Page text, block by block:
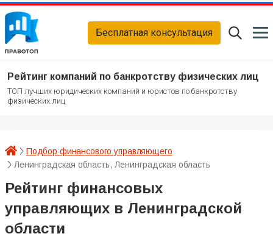
Бесплатная консультация
Рейтинг компаний по банкротству физических лиц
ТОП лучших юридических компаний и юристов по банкротству
физических лиц
Подбор финансового управляющего
Ленинградская область, Ленинградская область
Рейтинг финансовых
управляющих в Ленинградской
области